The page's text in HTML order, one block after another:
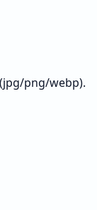
png/webp).